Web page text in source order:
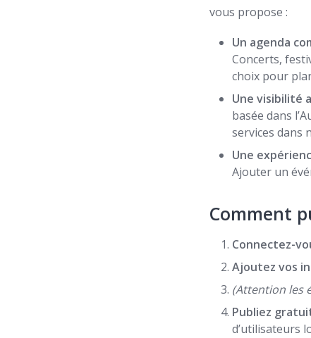
vous propose :
Un agenda
Concerts,
choix pour
Une visibilité
basée dans
services dans
Une
Ajouter un
Comment
Connectez-
Ajoutez vos
(Attention les
Publiez
d’utilisateurs